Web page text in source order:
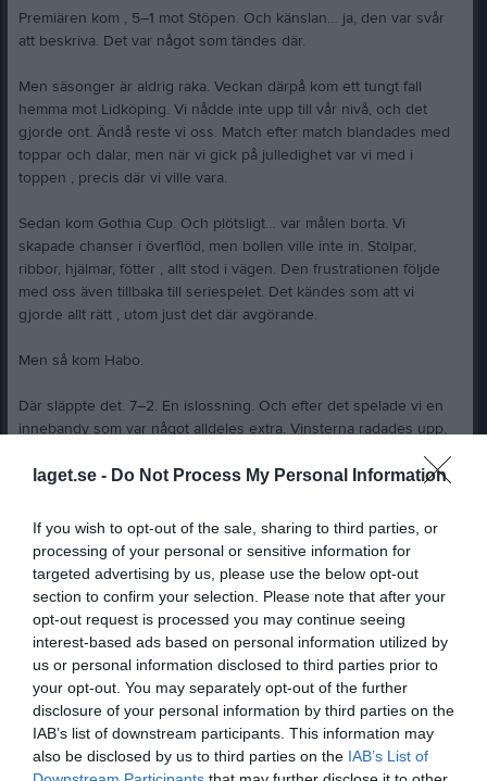
laget.se - Do Not Process My Personal Information
If you wish to opt-out of the sale, sharing to third parties, or
processing of your personal or sensitive information for
targeted advertising by us, please use the below opt-out
section to confirm your selection. Please note that after your
opt-out request is processed you may continue seeing
interest-based ads based on personal information utilized by
us or personal information disclosed to third parties prior to
your opt-out. You may separately opt-out of the further
disclosure of your personal information by third parties on the
IAB’s list of downstream participants. This information may
also be disclosed by us to third parties on the IAB’s List of
Premiären kom , 5–1 mot Stöpen. Och känslan… ja, den var svår
att beskriva. Det var något som tändes där.
Men säsonger är aldrig raka. Veckan därpå kom ett tungt fall
hemma mot Lidköping. Vi nådde inte upp till vår nivå, och det
gjorde ont. Ändå reste vi oss. Match efter match blandades med
toppar och dalar, men när vi gick på julledighet var vi med i
toppen , precis där vi ville vara.
Sedan kom Gothia Cup. Och plötsligt… var målen borta. Vi
skapade chanser i överflöd, men bollen ville inte in. Stolpar,
ribbor, hjälmar, fötter , allt stod i vägen. Den frustrationen följde
med oss även tillbaka till seriespelet. Det kändes som att vi
gjorde allt rätt , utom just det där avgörande.
Men så kom Habo.
Där släppte det. 7–2. En islossning. Och efter det spelade vi en
innebandy som var något alldeles extra. Vinsterna radades upp,
det kändes det som att seriesegern gled oss ur händerna.
Plötsligt var vi beroende av andra resultat. Vi var tvungna att
vinna mot Fristad , och hoppas.
Och vilken match vi gör i Fristad. Årets prestation. Vi äger
matchen från start till slut, sätter tempot, styr spelet, och vinner
rättvist med 3–1. Där och då gjorde vi allt vi kunde.
Sedan återstod bara väntan.
I Lenahallen följde vi dramatiken. Fristad tog ledningen, och det
kändes tungt. Blickar möttes , det här skulle bli svårt. Men WIBK